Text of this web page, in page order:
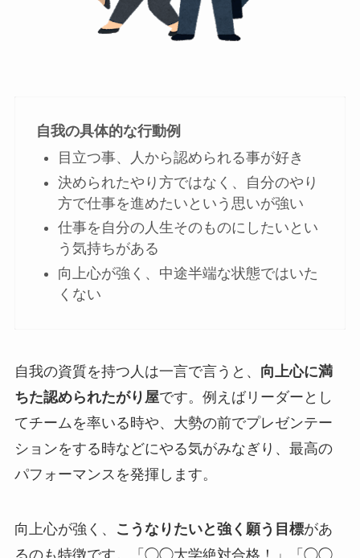
自我の具体的な行動例
目立つ事、人から認められる事が好き
決められたやり方ではなく、自分のやり
方で仕事を進めたいという思いが強い
仕事を自分の人生そのものにしたいとい
う気持ちがある
向上心が強く、中途半端な状態ではいた
くない
自我の資質を持つ人は一言で言うと、 向上心に満
ちた認められたがり屋です。例えばリーダーとし
てチームを率いる時や、大勢の前でプレゼンテー
ションをする時などにやる気がみなぎり、最高の
パフォーマンスを発揮します。
向上心が強く、 こうなりたいと強く願う目標があ
るのも特徴です。「◯◯大学絶対合格！」「◯◯